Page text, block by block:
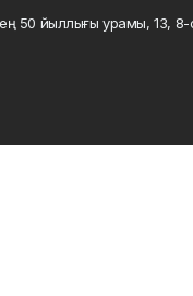
50 йыллығы урамы, 13, 8-